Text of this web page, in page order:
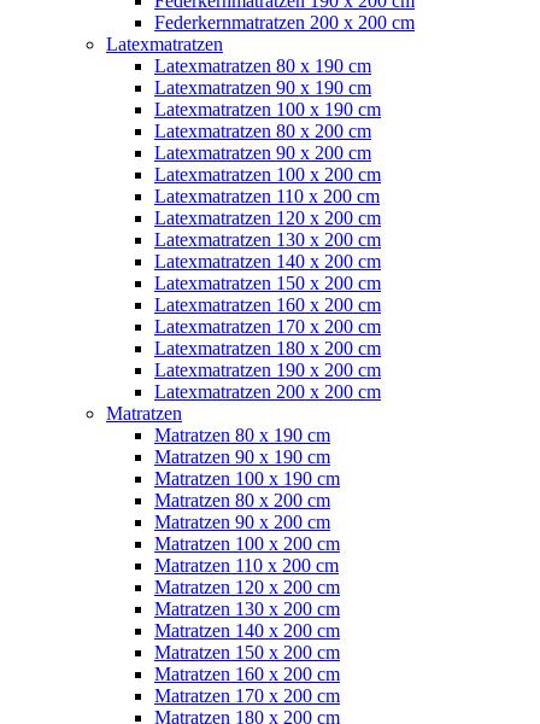
Federkernmatratzen 200 x 200 cm
Latexmatratzen
Latexmatratzen 80 x 190 cm
Latexmatratzen 90 x 190 cm
Latexmatratzen 100 x 190 cm
Latexmatratzen 80 x 200 cm
Latexmatratzen 90 x 200 cm
Latexmatratzen 100 x 200 cm
Latexmatratzen 110 x 200 cm
Latexmatratzen 120 x 200 cm
Latexmatratzen 130 x 200 cm
Latexmatratzen 140 x 200 cm
Latexmatratzen 150 x 200 cm
Latexmatratzen 160 x 200 cm
Latexmatratzen 170 x 200 cm
Latexmatratzen 180 x 200 cm
Latexmatratzen 190 x 200 cm
Latexmatratzen 200 x 200 cm
Matratzen
Matratzen 80 x 190 cm
Matratzen 90 x 190 cm
Matratzen 100 x 190 cm
Matratzen 80 x 200 cm
Matratzen 90 x 200 cm
Matratzen 100 x 200 cm
Matratzen 110 x 200 cm
Matratzen 120 x 200 cm
Matratzen 130 x 200 cm
Matratzen 140 x 200 cm
Matratzen 150 x 200 cm
Matratzen 160 x 200 cm
Matratzen 170 x 200 cm
Matratzen 180 x 200 cm